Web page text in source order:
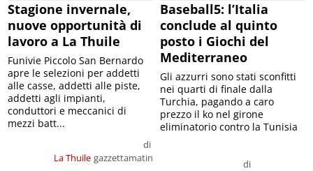
Stagione invernale,
nuove opportunità di
lavoro a La Thuile
La Thuile
di
gazzettamatin
Funivie Piccolo San Bernardo
apre le selezioni per addetti
alle casse, addetti alle piste,
addetti agli impianti,
conduttori e meccanici di
mezzi batt...
Baseball5: l’Italia
conclude al quinto
posto i Giochi del
Mediterraneo
di
Gli azzurri sono stati sconfitti
nei quarti di finale dalla
Turchia, pagando a caro
prezzo il ko nel girone
eliminatorio contro la Tunisia